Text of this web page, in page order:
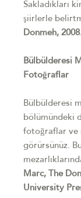
Sakladıkları
şiirlerle
Donmeh,
Bülbülderesi
Fotoğraflar
Bülbülderesi
bölümündeki
fotoğraflar ve
görürsünüz.
Marc, The
University